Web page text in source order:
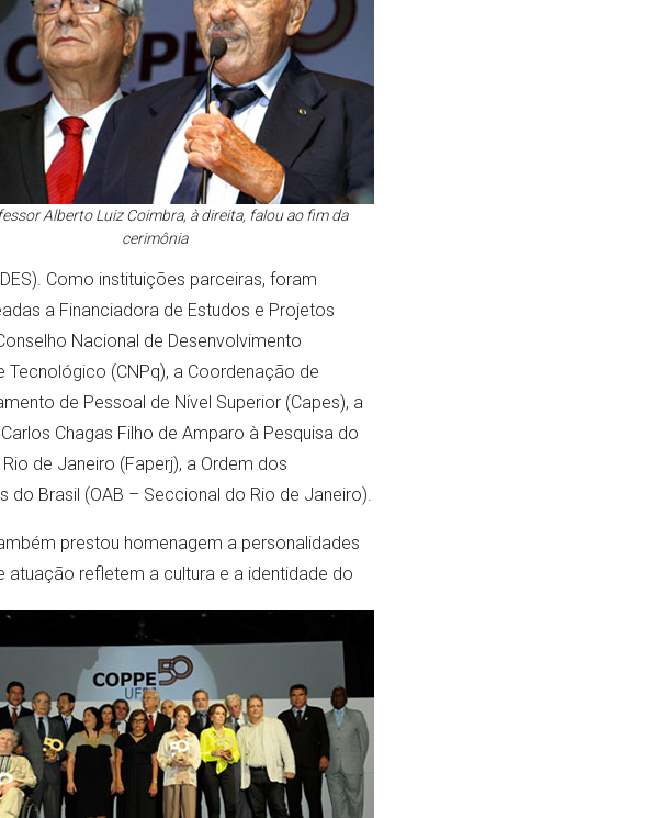
Alberto Luiz Coimbra, à direita, falou ao fim da
cerimônia
Como instituições parceiras, foram
a Financiadora de Estudos e Projetos
Nacional de Desenvolvimento
Tecnológico (CNPq), a Coordenação de
de Pessoal de Nível Superior (Capes), a
Chagas Filho de Amparo à Pesquisa do
de Janeiro (Faperj), a Ordem dos
do Brasil (OAB – Seccional do Rio de Janeiro).
prestou homenagem a personalidades
atuação refletem a cultura e a identidade do